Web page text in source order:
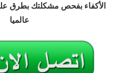
الأكفاء بفحص مشكلتك بطرق
عالميا